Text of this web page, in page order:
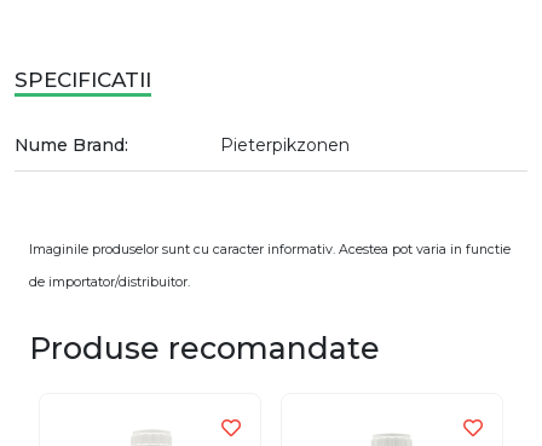
SPECIFICATII
Nume Brand: Pieterpikzonen
Imaginile produselor sunt cu caracter informativ. Acestea pot varia in functie
de importator/distribuitor.
Produse recomandate